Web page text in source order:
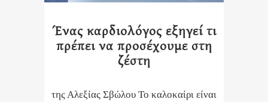
Ένας καρδιολόγος εξηγεί τι
πρέπει να προσέχουμε στη
ζέστη
της Αλεξίας Σβώλου Το καλοκαίρι είναι